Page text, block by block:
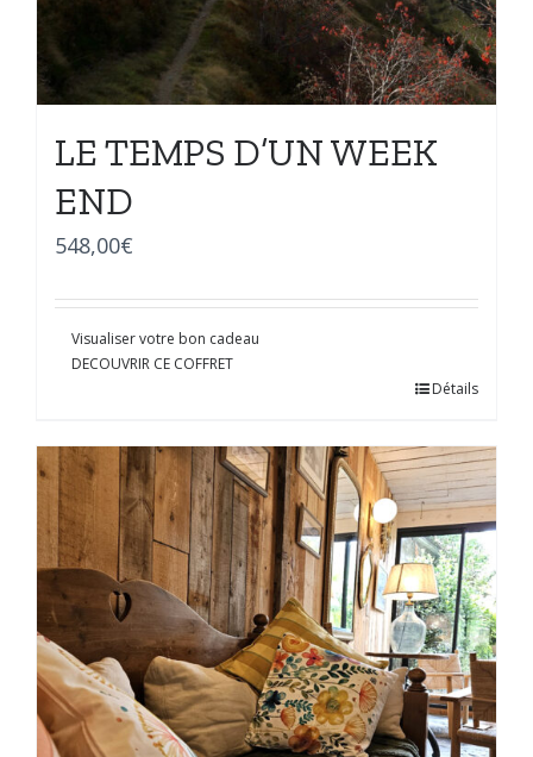
LE TEMPS D’UN WEEK
END
548,00€
Visualiser votre bon cadeau
DECOUVRIR CE COFFRET
Détails